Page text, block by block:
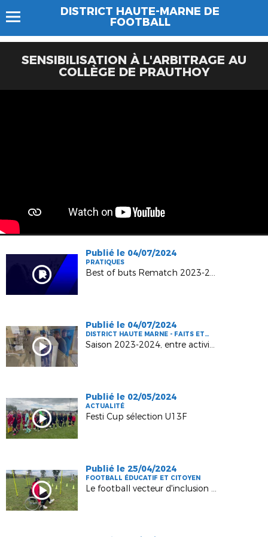
DISTRICT HAUTE-MARNE DE
FOOTBALL
SENSIBILISATION À L'ARBITRAGE AU
COLLÈGE DE PRAUTHOY
Publié le 04/07/2024
PRATIQUES
Best of buts Rematch 2023-2024
Publié le 04/07/2024
DISTRICT HAUTE MARNE - FAITS ET
CHIFFRES
Saison 2023-2024, entre activité et émotions
Publié le 02/05/2024
ACTUALITÉ
Festi Cup sélection U13F
Publié le 25/04/2024
FOOTBALL ÉDUCATIF ET CITOYEN
Le football vecteur d'inclusion à Esnouveaux